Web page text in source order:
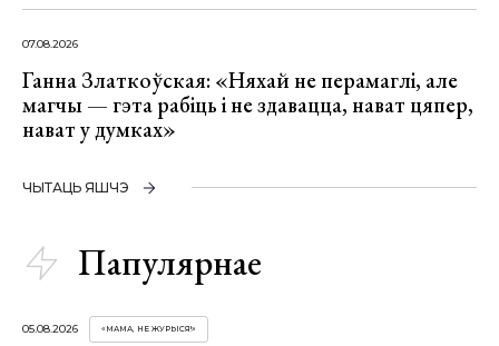
07.08.2026
Ганна Златкоўская: «Няхай не перамаглі, але
магчы — гэта рабіць і не здавацца, нават цяпер,
нават у думках»
ЧЫТАЦЬ ЯШЧЭ
Папулярнае
05.08.2026 «МАМА, НЕ ЖУРЫСЯ!»